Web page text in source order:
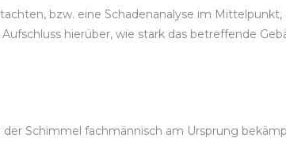
bzw. eine Schadenanalyse im
hierüber, wie stark das betreffende
Schimmel fachmännisch am Ursprung